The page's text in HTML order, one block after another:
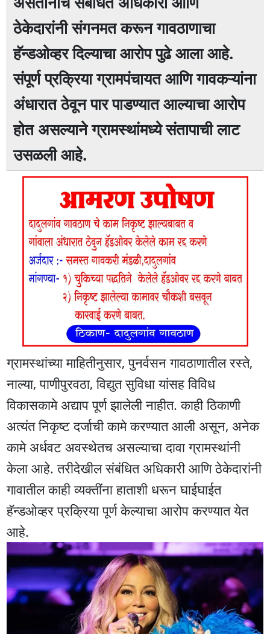
ठेकेदारांनी संगनमत करून गावठाणाचा
हॅन्डओव्हर दिल्याचा आरोप पुढे आला आहे.
संपूर्ण प्रक्रिया ग्रामपंचायत आणि गावकऱ्यांना
अंधारात ठेवून पार पाडण्यात आल्याचा आरोप
होत असल्याने ग्रामस्थांमध्ये संतापाची लाट
उसळली आहे.
ग्रामस्थांच्या माहितीनुसार, पुनर्वसन गावठाणातील रस्ते,
नाल्या, पाणीपुरवठा, विद्युत सुविधा यांसह विविध
विकासकामे अद्याप पूर्ण झालेली नाहीत. काही ठिकाणी
अत्यंत निकृष्ट दर्जाची कामे करण्यात आली असून, अनेक
कामे अर्धवट अवस्थेतच असल्याचा दावा ग्रामस्थांनी
केला आहे. तरीदेखील संबंधित अधिकारी आणि ठेकेदारांनी
गावातील काही व्यक्तींना हाताशी धरून घाईघाईत
हॅन्डओव्हर प्रक्रिया पूर्ण केल्याचा आरोप करण्यात येत
आहे.